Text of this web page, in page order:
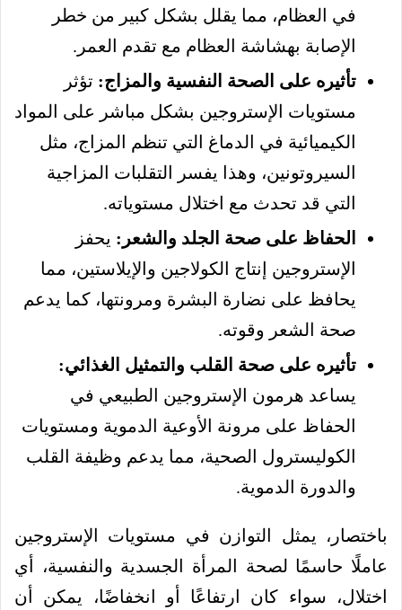
في العظام، مما يقلل بشكل كبير من خطر
الإصابة بهشاشة العظام مع تقدم العمر.
تأثيره على الصحة النفسية والمزاج: تؤثر
مستويات الإستروجين بشكل مباشر على المواد
الكيميائية في الدماغ التي تنظم المزاج، مثل
السيروتونين، وهذا يفسر التقلبات المزاجية
التي قد تحدث مع اختلال مستوياته.
الحفاظ على صحة الجلد والشعر: يحفز
الإستروجين إنتاج الكولاجين والإيلاستين، مما
يحافظ على نضارة البشرة ومرونتها، كما يدعم
صحة الشعر وقوته.
تأثيره على صحة القلب والتمثيل الغذائي:
يساعد هرمون الإستروجين الطبيعي في
الحفاظ على مرونة الأوعية الدموية ومستويات
الكوليسترول الصحية، مما يدعم وظيفة القلب
والدورة الدموية.
باختصار، يمثل التوازن في مستويات الإستروجين
عاملًا حاسمًا لصحة المرأة الجسدية والنفسية، أي
اختلال، سواء كان ارتفاعًا أو انخفاضًا، يمكن أن